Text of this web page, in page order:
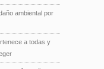
ambiental por
a todas y